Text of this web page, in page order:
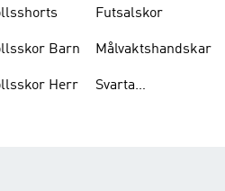
Barn
Herr
Futsalskor
Målvaktshandskar
Svarta